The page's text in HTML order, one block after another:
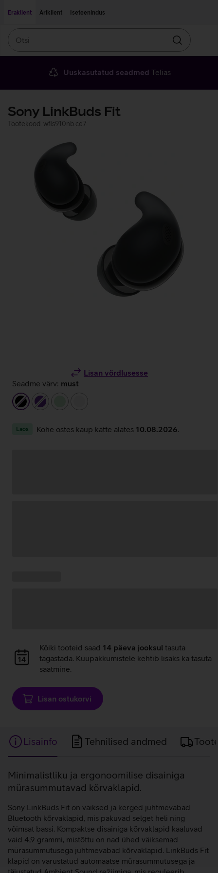
Eraklient
Äriklient Iseteenindus
Otsin
Uuskasutatud seadmed Telias
Sony LinkBuds Fit
Tootekood: wfls910nb.ce7
Lisan võrdlusesse
Seadme värv: must
musttumelilla
Laos Kohe ostes kaup kätte alates 10.08.2026
Andmete
laadimine
Kõiki tooteid saad 14 päeva jooksul tasuta
tagastada. Kuupakkumistele kehtib lisaks ka tasuta
saatmine.
Lisan ostukorvi
Lisainfo Tehnilised andmed
Lisainfo
Minimalistliku ja ergonoomilise disainiga
mürasummutavad kõrvaklapid.
Sony LinkBuds Fit on väiksed ja kerged juhtmevabad
Bluetooth kõrvaklapid, mis pakuvad selget heli ning
võimsat bassi. Kompaktse disainiga kõrvaklapid kaaluvad
vaid 4,9 grammi, mistõttu on nad ühed väiksemad
mürasummutusega juhtmevabad kõrvaklapid. LinkBuds Fit
klapid on varustatud automaatse mürasummutusega ja